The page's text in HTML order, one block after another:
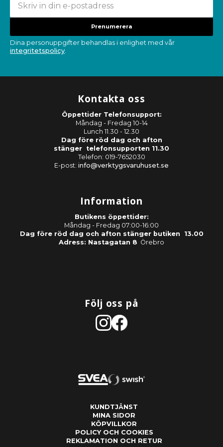
Prenumerera
Dina personuppgifter behandlas i enlighet med vår
integritetspolicy.
Kontakta oss
Öppettider Telefonsupport:
Måndag - Fredag 10-14
Lunch 11.30 - 12.30
Dag före röd dag och afton
stänger telefonsupporten 11.30
Telefon: 019-7652030
E-post: info@verktygsvaruhuset.se
Information
Butikens öppettider:
Måndag - Fredag 07:00-16:00
Dag före röd dag och afton stänger butiken 13.00
Adress: Nastagatan 8 Örebro
Följ oss på
KUNDTJÄNST
MINA SIDOR
KÖPVILLKOR
POLICY OCH COOKIES
REKLAMATION OCH RETUR